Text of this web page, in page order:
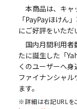
本商品は、キャ
「PayPayほけん
にご好評をいただ
国内月間利用者
たに誕生した「
くのユーザーへ身
ファイナンシャ
ます。
※詳細は右記URLを